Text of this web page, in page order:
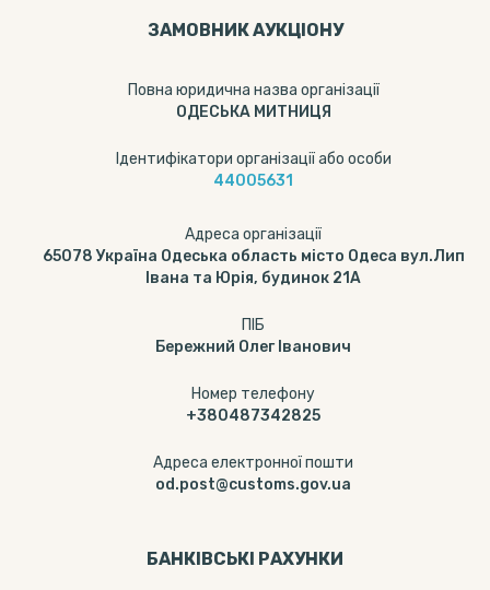
ЗАМОВНИК АУКЦІОНУ
Повна юридична назва організації
ОДЕСЬКА МИТНИЦЯ
Ідентифікатори організації або особи
44005631
Адреса організації
65078 Україна Одеська область місто Одеса вул.Лип
Івана та Юрія, будинок 21А
ПІБ
Бережний Олег Іванович
Номер телефону
+380487342825
Адреса електронної пошти
od.post@customs.gov.ua
БАНКІВСЬКІ РАХУНКИ